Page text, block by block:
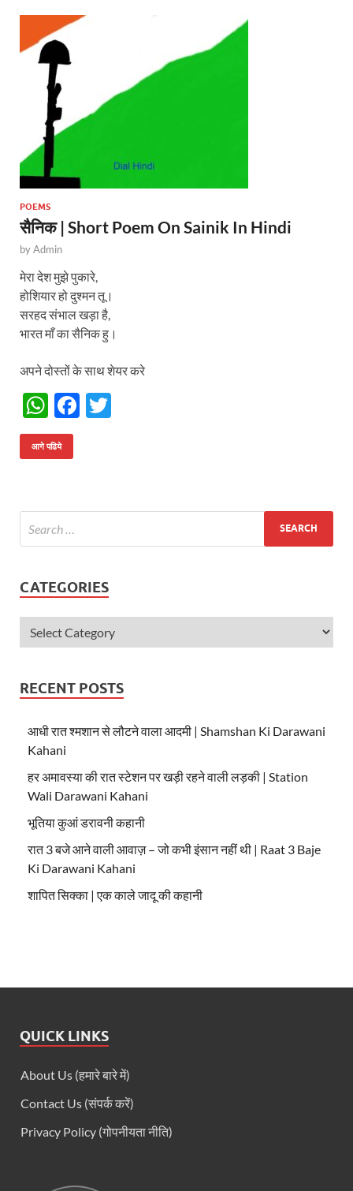
POEMS
सैनिक | Short Poem On Sainik In Hindi
byAdmin
मेरा देश मुझे पुकारे,
होशियार हो दुश्मन तू।
सरहद संभाल खड़ा है,
भारत माँ का सैनिक हु।
अपने दोस्तों के साथ शेयर करे
W
h
at
A
p
p
F
o
k
आगे पढिये
CATEGORIES
RECENT POSTS
आधी रात श्मशान से लौटने वाला आदमी | Shamshan Ki Darawani
Kahani
हर अमावस्या की रात स्टेशन पर खड़ी रहने वाली लड़की | Station
Wali Darawani Kahani
भूतिया कुआं डरावनी कहानी
रात 3 बजे आने वाली आवाज़ – जो कभी इंसान नहीं थी | Raat 3 Baje
Ki Darawani Kahani
शापित सिक्का | एक काले जादू की कहानी
QUICK LINKS
About Us (हमारे बारे में)
Contact Us (संपर्क करें)
Privacy Policy (गोपनीयता नीति)